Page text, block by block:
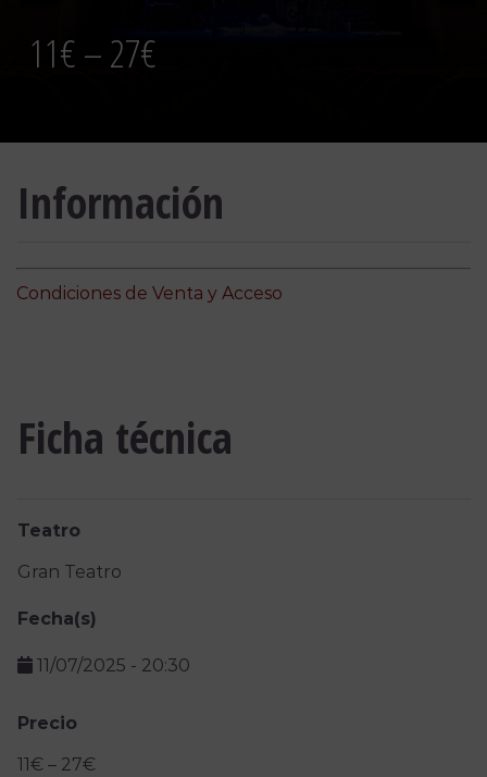
11€ – 27€
Información
Condiciones de Venta y Acceso
Ficha técnica
Teatro
Gran Teatro
Fecha(s)
11/07/2025 - 20:30
Precio
11€ – 27€